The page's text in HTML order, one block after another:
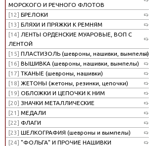
МОРСКОГО И РЕЧНОГО ФЛОТОВ
[12] БРЕЛОКИ
[13] БЛЯХИ И ПРЯЖКИ К РЕМНЯМ
[14] ЛЕНТЫ ОРДЕНСКИЕ МУАРОВЫЕ, ВОП С
ЛЕНТОЙ
[15] ПЛАСТИЗОЛЬ (шевроны, нашивки, вымпелы)
[16] ВЫШИВКА (шевроны, нашивки, вымпелы)
[17] ТКАНЫЕ (шевроны, нашивки)
[18] ЖЕТОНЫ (жетоны, резинки, цепочки)
[19] ОБЛОЖКИ И ЦЕПОЧКИ К НИМ
[20] ЗНАЧКИ МЕТАЛЛИЧЕСКИЕ
[21] МЕДАЛИ
[22] ФЛАГИ
[23] ШЕЛКОГРАФИЯ (шевроны и вымпелы)
[24] "ФОЛЬГА" И ПРОЧИЕ НАШИВКИ